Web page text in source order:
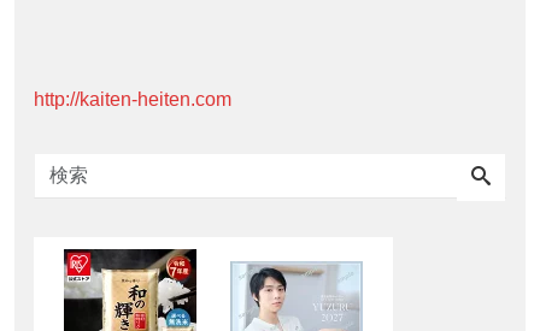
http://kaiten-heiten.com